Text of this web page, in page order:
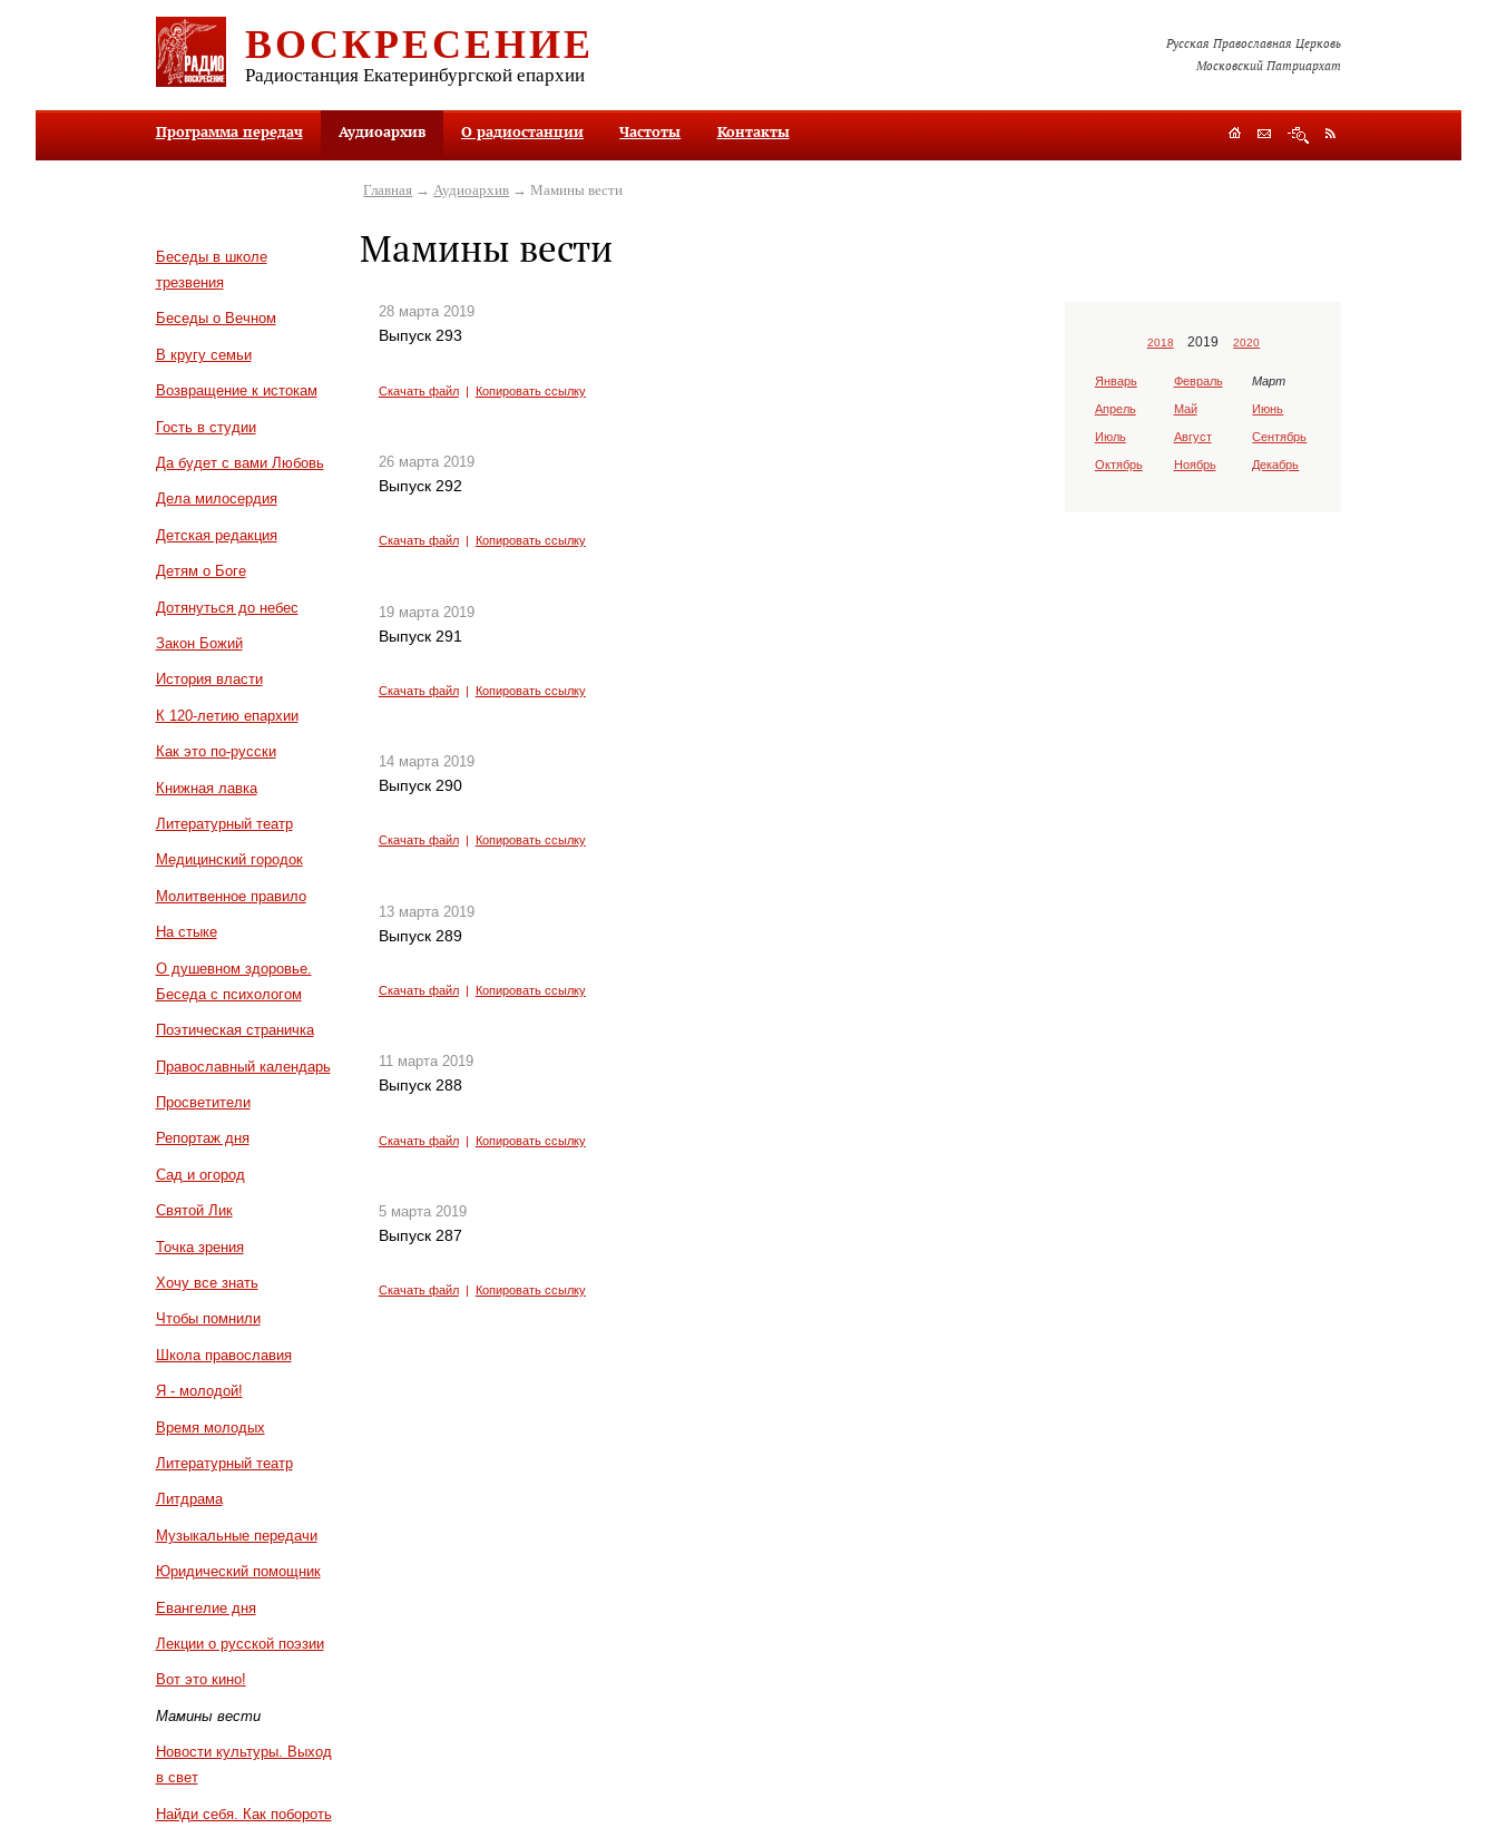
ВОСКРЕСЕНИЕ
Радиостанция Екатеринбургской епархии
Русская Православная Церковь
Московский Патриархат
Программа передач Аудиоархив О радиостанции Частоты Контакты
Беседы в школе
трезвения
Беседы о Вечном
В кругу семьи
Возвращение к истокам
Гость в студии
Да будет с вами Любовь
Дела милосердия
Детская редакция
Детям о Боге
Дотянуться до небес
Закон Божий
История власти
К 120-летию епархии
Как это по-русски
Книжная лавка
Литературный театр
Медицинский городок
Молитвенное правило
На стыке
О душевном здоровье.
Беседа с психологом
Поэтическая страничка
Православный календарь
Просветители
Репортаж дня
Сад и огород
Святой Лик
Точка зрения
Хочу все знать
Чтобы помнили
Школа православия
Я - молодой!
Время молодых
Литературный театр
Литдрама
Музыкальные передачи
Юридический помощник
Евангелие дня
Лекции о русской поэзии
Вот это кино!
Мамины вести
Новости культуры. Выход
в свет
Найди себя. Как побороть
Главная → Аудиоархив → Мамины вести
Мамины вести
28 марта 2019
Выпуск 293
Скачать файл| Копировать ссылку
26 марта 2019
Выпуск 292
Скачать файл| Копировать ссылку
19 марта 2019
Выпуск 291
Скачать файл| Копировать ссылку
14 марта 2019
Выпуск 290
Скачать файл| Копировать ссылку
13 марта 2019
Выпуск 289
Скачать файл| Копировать ссылку
11 марта 2019
Выпуск 288
Скачать файл| Копировать ссылку
5 марта 2019
Выпуск 287
Скачать файл| Копировать ссылку
2018 2019 2020
Январь Февраль Март
Апрель Май Июнь
Июль Август Сентябрь
Октябрь Ноябрь Декабрь